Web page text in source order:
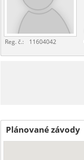
Reg. č.: 11604042
Plánované závody